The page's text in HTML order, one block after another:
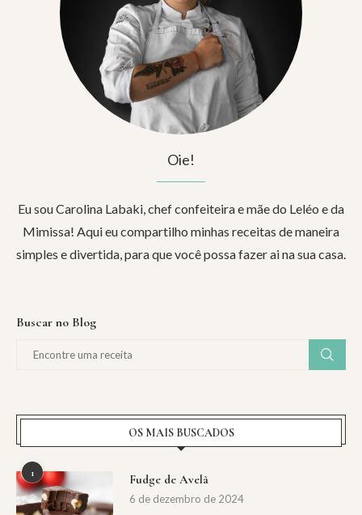
Oie!
Eu sou Carolina Labaki, chef confeiteira e mãe do Leléo e da
Mimissa! Aqui eu compartilho minhas receitas de maneira
simples e divertida, para que você possa fazer ai na sua casa.
Buscar no Blog
OS MAIS BUSCADOS
1 Fudge de Avelã
6 de dezembro de 2024